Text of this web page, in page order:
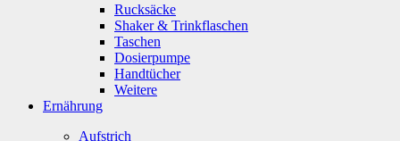
Rucksäcke
Shaker & Trinkflaschen
Taschen
Dosierpumpe
Handtücher
Weitere
Ernährung
Aufstrich